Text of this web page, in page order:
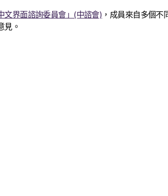
文界面諮詢委員會」(中諮會) ，成員來自多個
見。